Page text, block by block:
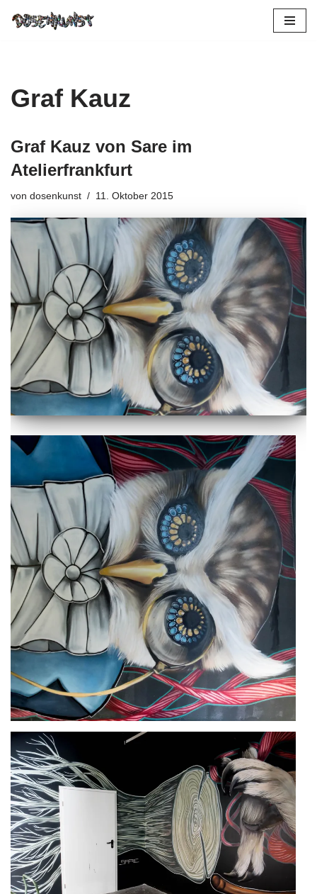
Graf Kauz
Graf Kauz von Sare im
Atelierfrankfurt
von dosenkunst 11. Oktober 2015